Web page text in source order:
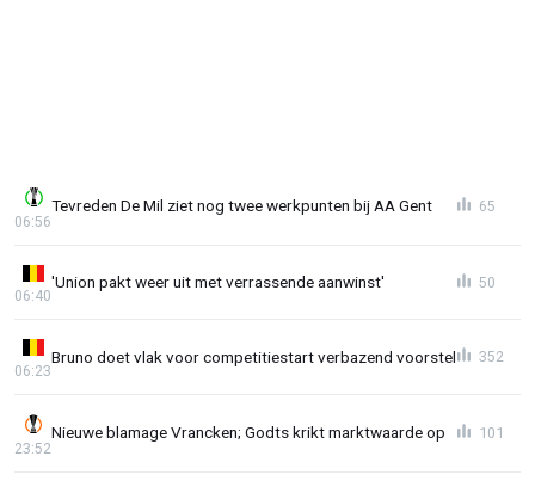
Tevreden De Mil ziet nog twee werkpunten bij AA Gent
06:56
65
'Union pakt weer uit met verrassende aanwinst'
06:40
50
Bruno doet vlak voor competitiestart verbazend voorstel
06:23
352
Nieuwe blamage Vrancken; Godts krikt marktwaarde op
23:52
101